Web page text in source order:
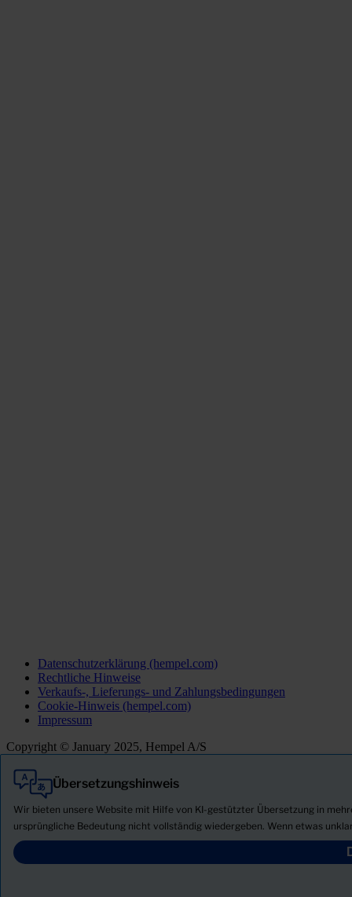
Datenschutzerklärung (hempel.com)
Rechtliche Hinweise
Verkaufs-, Lieferungs- und Zahlungsbedingungen
Cookie-Hinweis (hempel.com)
Impressum
Copyright © January 2025, Hempel A/S
Übersetzungshinweis
Wir bieten unsere Website mit Hilfe von KI-gestützter Übersetzung in
ursprüngliche Bedeutung nicht vollständig wiedergeben. Wenn etwas
Alle
Produkte
Sicherheitsdatenblatt herunterladen